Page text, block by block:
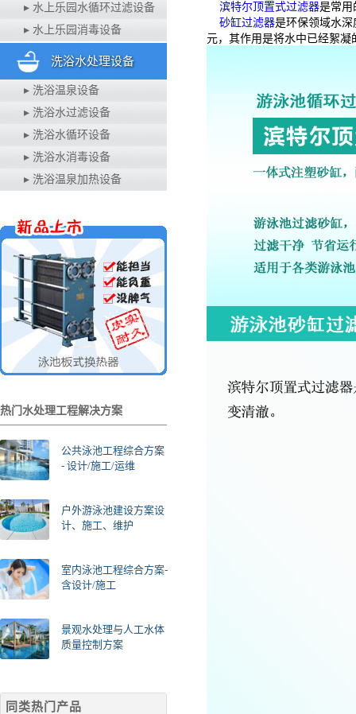
▸ 水上乐园水循环过滤设备
▸ 水上乐园消毒设备
洗浴水处理设备
▸ 洗浴温泉设备
▸ 洗浴水过滤设备
▸ 洗浴水循环设备
▸ 洗浴水消毒设备
▸ 洗浴温泉加热设备
热门水处理工程解决方案
公共泳池工程综合方案
- 设计/施工/运维
户外游泳池建设方案设
计、施工、维护
室内泳池工程综合方案-
含设计/施工
景观水处理与人工水体
质量控制方案
同类热门产品
滨特尔顶置式过滤器是常用
砂缸过滤器是环保领域水
元，其作用是将水中已经絮